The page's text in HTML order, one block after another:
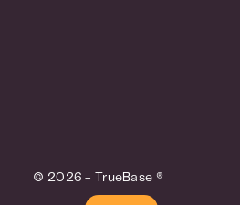
© 2026 - TrueBase ®